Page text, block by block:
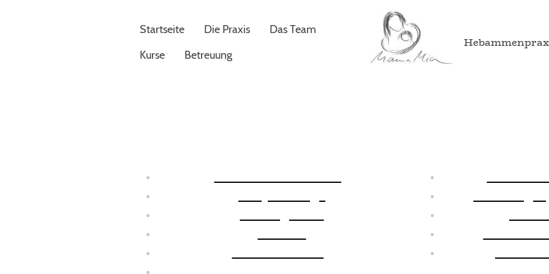
Startseite Die Praxis
Das Team
Kurse
Betreuung
Geburtsvorbereitung
Babymassage
Musikgarten
Beikost
Schlafberatung